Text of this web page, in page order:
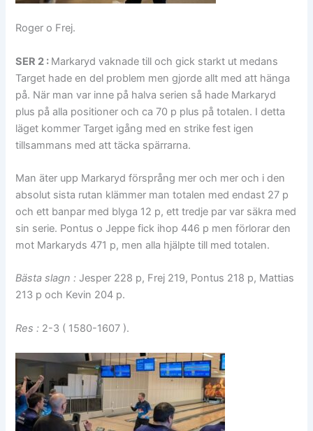
Roger o Frej.
SER 2 : Markaryd vaknade till och gick starkt ut medans
Target hade en del problem men gjorde allt med att hänga
på. När man var inne på halva serien så hade Markaryd
plus på alla positioner och ca 70 p plus på totalen. I detta
läget kommer Target igång med en strike fest igen
tillsammans med att täcka spärrarna.
Man äter upp Markaryd försprång mer och mer och i den
absolut sista rutan klämmer man totalen med endast 27 p
och ett banpar med blyga 12 p, ett tredje par var säkra med
sin serie. Pontus o Jeppe fick ihop 446 p men förlorar den
mot Markaryds 471 p, men alla hjälpte till med totalen.
Bästa slagn : Jesper 228 p, Frej 219, Pontus 218 p, Mattias
213 p och Kevin 204 p.
Res : 2-3 ( 1580-1607 ).